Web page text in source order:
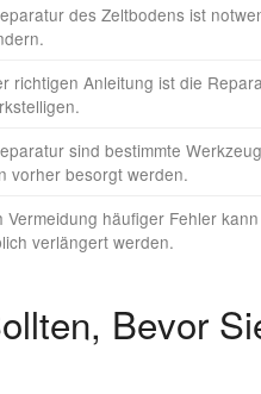
des Zeltbodens ist
richtigen Anleitung ist die
sind bestimmte
vorher besorgt werden.
Vermeidung häufiger Fehler
verlängert werden.
Bevor